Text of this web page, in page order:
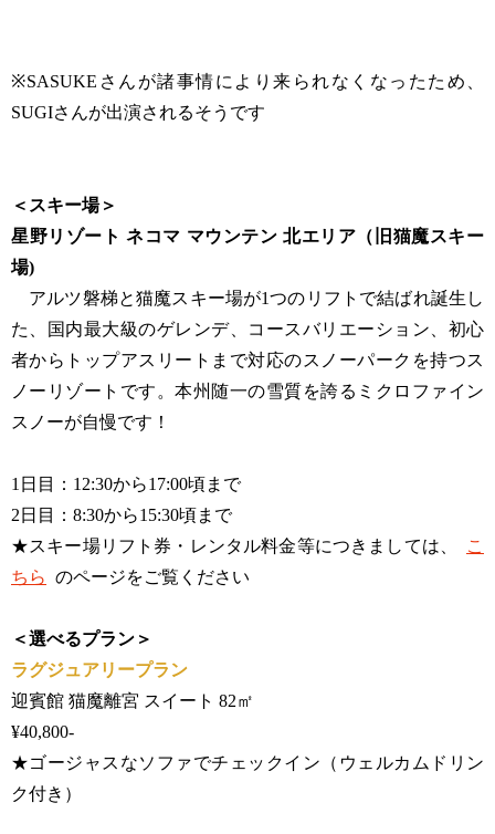
※SASUKEさんが諸事情により来られなくなったため、
SUGIさんが出演されるそうです
＜スキー場＞
星野リゾート ネコマ マウンテン 北エリア（旧猫魔スキー
場)
アルツ磐梯と猫魔スキー場が1つのリフトで結ばれ誕生し
た、国内最大級のゲレンデ、コースバリエーション、初心
者からトップアスリートまで対応のスノーパークを持つス
ノーリゾートです。本州随一の雪質を誇るミクロファイン
スノーが自慢です！
1日目：12:30から17:00頃まで
2日目：8:30から15:30頃まで
★スキー場リフト券・レンタル料金等につきましては、
こ
ちら のページをご覧ください
＜選べるプラン＞
ラグジュアリープラン
迎賓館 猫魔離宮 スイート 82㎡
¥40,800-
★ゴージャスなソファでチェックイン（ウェルカムドリン
ク付き）